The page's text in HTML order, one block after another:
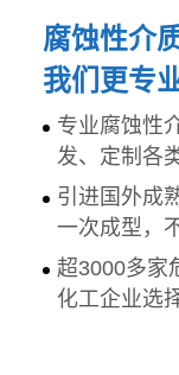
腐蚀性介
我们更专
专业腐蚀性
发、定制各
引进国外成
一次成型，
超3000多家
化工企业选